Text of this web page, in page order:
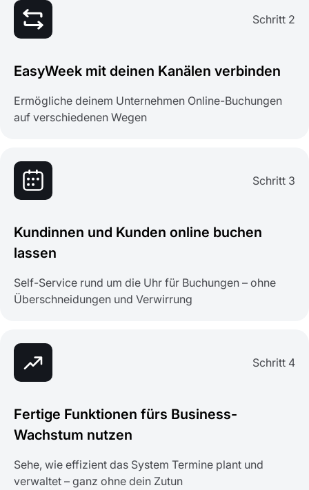
Schritt 2
EasyWeek mit deinen Kanälen verbinden
Ermögliche deinem Unternehmen Online-Buchungen
auf verschiedenen Wegen
Schritt 3
Kundinnen und Kunden online buchen
lassen
Self-Service rund um die Uhr für Buchungen – ohne
Überschneidungen und Verwirrung
Schritt 4
Fertige Funktionen fürs Business-
Wachstum nutzen
Sehe, wie effizient das System Termine plant und
verwaltet – ganz ohne dein Zutun